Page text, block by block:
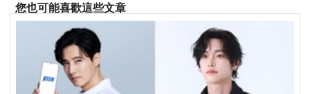
您也可能喜歡這些文章